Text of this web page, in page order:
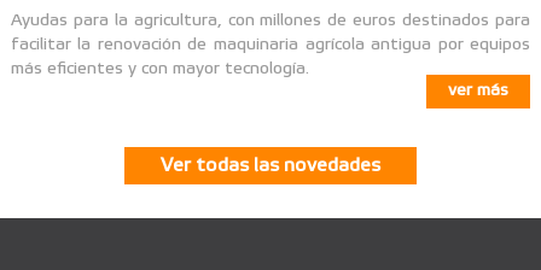
Ayudas para la agricultura, con millones de euros destinados para
facilitar la renovación de maquinaria agrícola antigua por equipos
más eficientes y con mayor tecnología.
ver más
Ver todas las novedades